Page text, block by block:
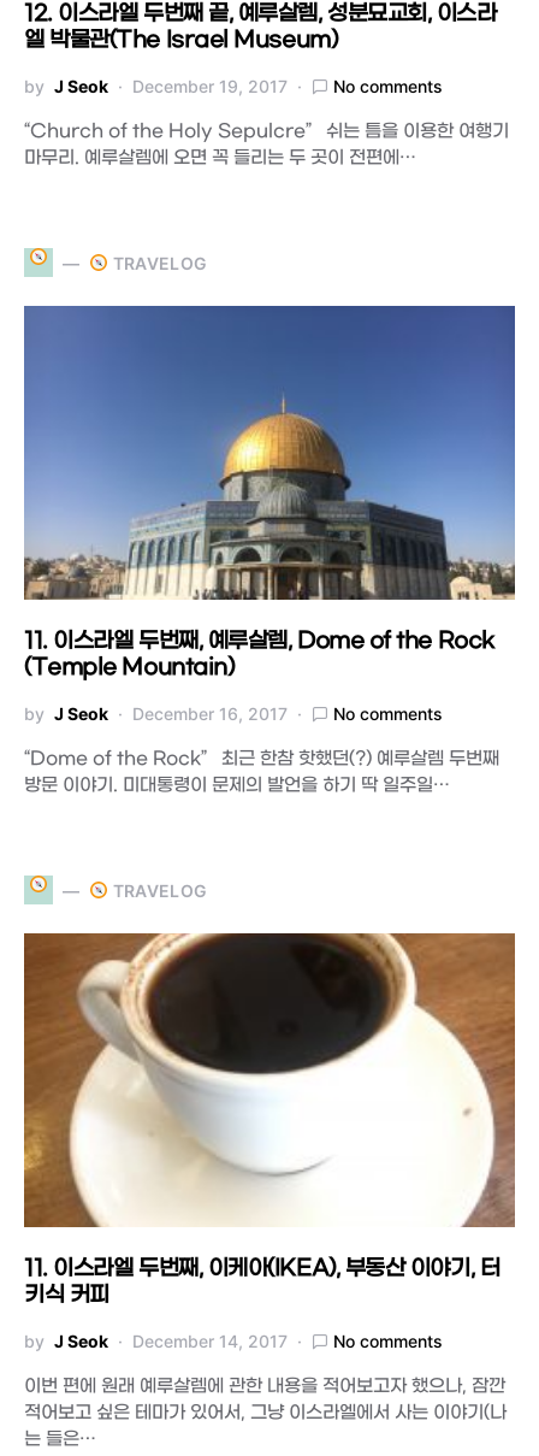
12. 이스라엘 두번째 끝, 예루살렘, 성분묘교회, 이스라
엘 박물관(The Israel Museum)
by J Seok December 19, 2017 No comments
“Church of the Holy Sepulcre” 쉬는 틈을 이용한 여행기
마무리. 예루살렘에 오면 꼭 들리는 두 곳이 전편에…
TRAVELOG
11. 이스라엘 두번째, 예루살렘, Dome of the Rock
(Temple Mountain)
by J Seok December 16, 2017 No comments
“Dome of the Rock” 최근 한참 핫했던(?) 예루살렘 두번째
방문 이야기. 미대통령이 문제의 발언을 하기 딱 일주일…
TRAVELOG
11. 이스라엘 두번째, 이케아(IKEA), 부동산 이야기, 터
키식 커피
by J Seok December 14, 2017 No comments
이번 편에 원래 예루살렘에 관한 내용을 적어보고자 했으나, 잠깐
적어보고 싶은 테마가 있어서, 그냥 이스라엘에서 사는 이야기(나
는 들은…